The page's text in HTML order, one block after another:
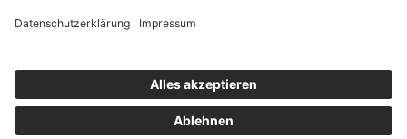
Am Altenheimer Yachthafen 1, 77743 Neuried
info@badap.de